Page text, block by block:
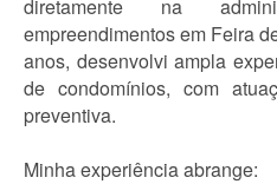
diretamente na
empreendimentos em Feira
anos, desenvolvi ampla
de condomínios, com
preventiva.
Minha experiência abrange: